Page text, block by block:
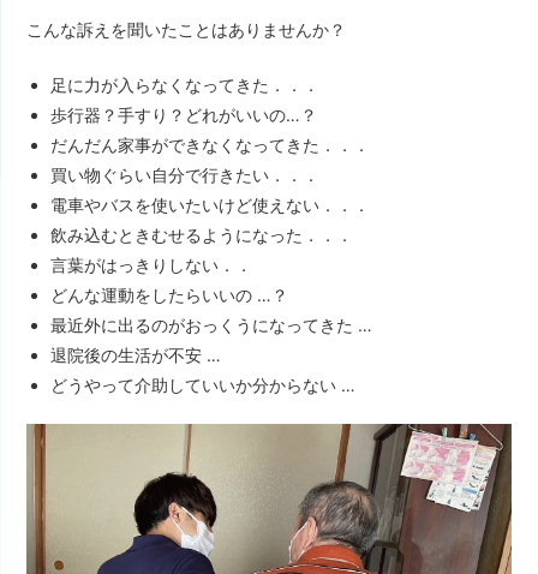
こんな訴えを聞いたことはありませんか？
足に力が入らなくなってきた．．．
歩行器？手すり？どれがいいの…？
だんだん家事ができなくなってきた．．．
買い物ぐらい自分で行きたい．．．
電車やバスを使いたいけど使えない．．．
飲み込むときむせるようになった．．．
言葉がはっきりしない．．
どんな運動をしたらいいの …？
最近外に出るのがおっくうになってきた …
退院後の生活が不安 …
どうやって介助していいか分からない …